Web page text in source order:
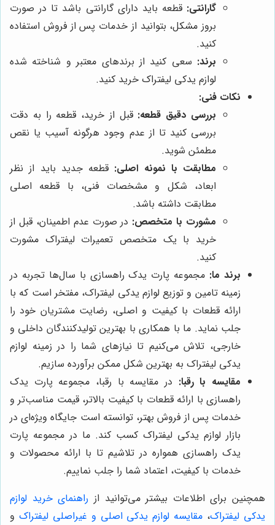
گارانتی: قطعه باید دارای گارانتی باشد تا در صورت
بروز مشکل، بتوانید از خدمات پس از فروش استفاده
کنید.
برند: سعی کنید از برندهای معتبر و شناخته شده
لوازم یدکی لیفتراک خرید کنید.
نکات فنی:
بررسی دقیق قطعه: قبل از خرید، قطعه را به دقت
بررسی کنید تا از عدم وجود هرگونه آسیب یا نقص
مطمئن شوید.
مطابقت با نمونه اصلی: قطعه جدید باید از نظر
ابعاد، شکل و مشخصات فنی، با قطعه اصلی
مطابقت داشته باشد.
مشورت با متخصص: در صورت عدم اطمینان، قبل از
خرید با یک متخصص تعمیرات لیفتراک مشورت
کنید.
برند ما: مجموعه پارت یدک راهسازی با سال‌ها تجربه در
زمینه تامین و توزیع لوازم یدکی لیفتراک، مفتخر است که با
ارائه قطعات با کیفیت و اصلی، رضایت مشتریان خود را
جلب نماید. ما با همکاری با بهترین تولیدکنندگان داخلی و
خارجی، تلاش می‌کنیم تا نیازهای شما را در زمینه لوازم
یدکی لیفتراک به بهترین شکل ممکن برآورده سازیم.
مقایسه با رقبا: در مقایسه با رقبا، مجموعه پارت یدک
راهسازی با ارائه قطعات با کیفیت بالاتر، قیمت مناسب‌تر و
خدمات پس از فروش بهتر، توانسته است جایگاه ویژه‌ای در
بازار لوازم یدکی لیفتراک کسب کند. ما در مجموعه پارت
یدک راهسازی همواره در تلاشیم تا با ارائه محصولات و
خدمات با کیفیت، اعتماد شما را جلب نماییم.
همچنین برای اطلاعات بیشتر می‌توانید از راهنمای خرید لوازم
یدکی لیفتراک، مقایسه لوازم یدکی اصلی و غیراصلی لیفتراک و